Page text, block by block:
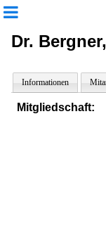
Dr.
Informationen
Mitgliedschaft: